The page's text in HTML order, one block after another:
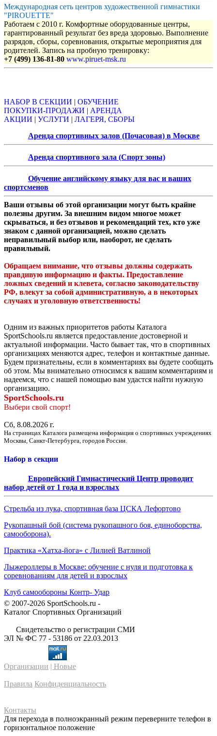
Международная сеть центров художественной гимнастики
"PIROUETTE"
Работаем с 2010 г. Комфортные оборудованные центры,
гарантированный результат без вреда здоровью. Выполнение
разрядов, сборы, соревнования, открытые мероприятия для
родителей. Запись на пробную тренировку:
+7 (499) 136-81-80 www.piruet-msk.ru
НАБОР В СЕКЦИИ | ОБУЧЕНИЕ
ПОКУПКИ-ПРОДАЖИ | АРЕНДА
АКЦИИ | УСЛУГИ | ЛАГЕРЯ, СБОРЫ
Аренда спортивных залов (Почасовая) в Москве
Аренда спортивного зала (Спорт зоны)
Обучение английскому языку для вас и ваших
спортсменов
Ваши отзывы об этой организации могут быть крайне
полезны другим. За внешним видом многое может
скрываться, и без отзывов и рекомендаций тех, кто уже
знаком с данной организацией, можно сделать
неправильный выбор или, наоборот, не сделать
правильный.
Обращаем внимание, что отзывы должны содержать
правдивую информацию и факты. Предоставление
ложных сведений и клевета, согласно законодательству
РФ, влекут за собой административную, а в некоторых
случаях и уголовную ответственность!
Одним из важных приоритетов работы Каталога
SportSchools.ru является предоставление достоверной и
актуальной информации. Часто бывает так, что в спортивных
организациях меняются адрес, телефон и контактные данные.
Будем признательны, если в комментариях вы будете сообщать
об этом. Мы внимательно относимся к вашим комментариям и
надеемся, что с нашей помощью вам удастся найти нужную
организацию.
SportSchools.ru
Выбери свой спорт!
Сб, 8.08.2026 г.
На страницах Каталога размещена информация о спортивных учреждениях
Москвы, Санкт-Петербурга, городов России.
Набор в секции
Европейский Гимнастический Центр проводит
набор детей от 1 года и взрослых
Стрельба из лука, спортивная база ЦСКА Лефортово
Рукопашный бой (система рукопашного боя, единоборства,
самооборона).
Практика «Хатха-йога» с Лилией Ватлиной
Лыжероллеры в Москве: обучение с нуля и подготовка к
соревнованиям для детей и взрослых
Клуб самообороны Контр- Удар
© 2007-2026 SportSchools.ru -
Каталог Спортивных Организаций
Свидетельство о регистрации СМИ
ЭЛ № ФС 77 - 53186 от 22.03.2013
Организации | Новые
Правила Конфиденциальность
Контакты
Для перехода в полноэкранный режим переверните телефон в
горизонтальное положение